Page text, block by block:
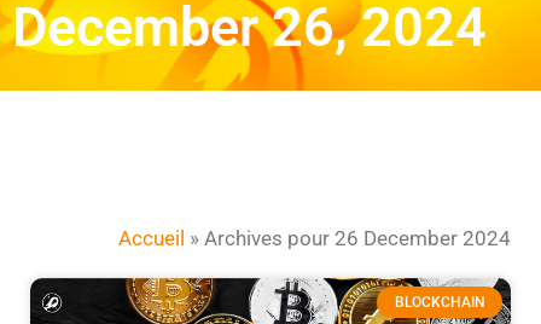
December 26, 2024
Accueil » Archives pour 26 December 2024
BLOCKCHAIN